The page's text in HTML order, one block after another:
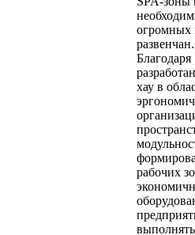
огромных
развенчан.
Благодаря
хау в
рабочих